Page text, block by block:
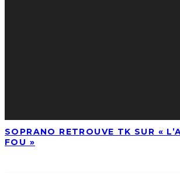
SOPRANO RETROUVE TK SUR «
FOU »